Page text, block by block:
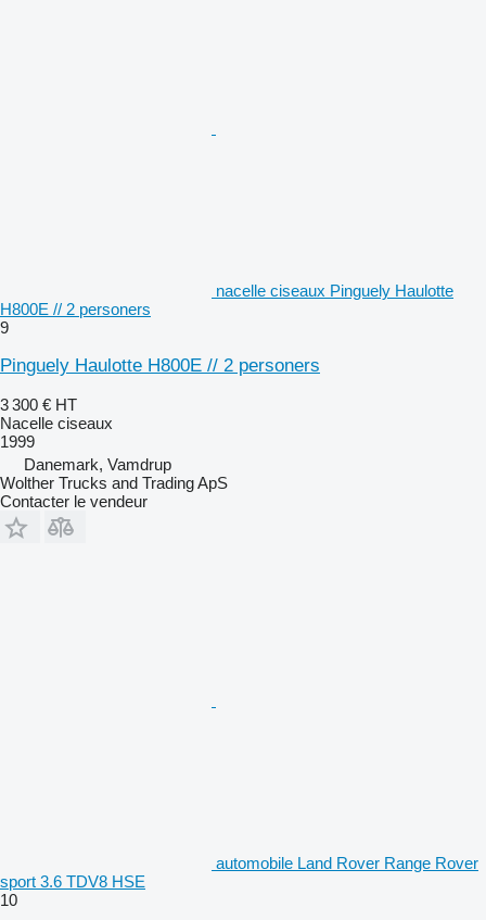
nacelle ciseaux Pinguely Haulotte
H800E // 2 personers
9
Pinguely Haulotte H800E // 2 personers
3 300 € HT
Nacelle ciseaux
1999
Danemark, Vamdrup
Wolther Trucks and Trading ApS
Contacter le vendeur
automobile Land Rover Range Rover
sport 3.6 TDV8 HSE
10